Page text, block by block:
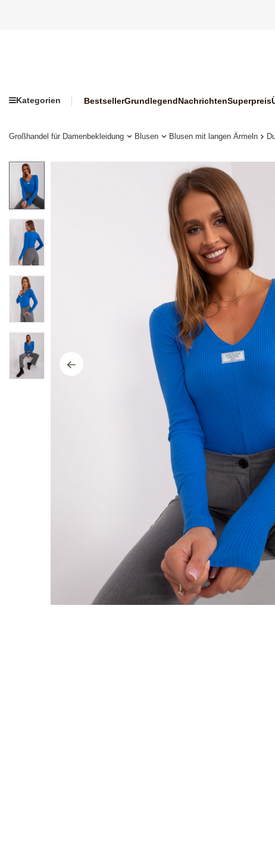
Kategorien BestsellerGrundlegendNachrichtenSuperpreis
Großhandel für Damenbekleidung Blusen Blusen mit langen Ärmeln